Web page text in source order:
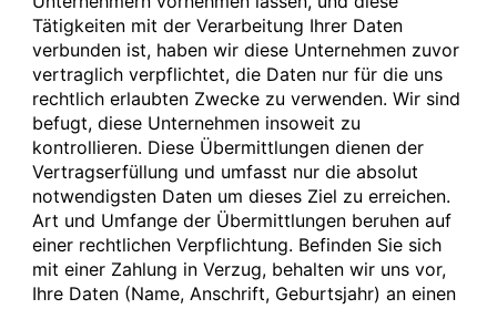
Tätigkeiten mit der Verarbeitung Ihrer Daten
verbunden ist, haben wir diese Unternehmen zuvor
vertraglich verpflichtet, die Daten nur für die uns
rechtlich erlaubten Zwecke zu verwenden. Wir sind
befugt, diese Unternehmen insoweit zu
kontrollieren. Diese Übermittlungen dienen der
Vertragserfüllung und umfasst nur die absolut
notwendigsten Daten um dieses Ziel zu erreichen.
Art und Umfange der Übermittlungen beruhen auf
einer rechtlichen Verpflichtung. Befinden Sie sich
mit einer Zahlung in Verzug, behalten wir uns vor,
Ihre Daten (Name, Anschrift, Geburtsjahr) an einen